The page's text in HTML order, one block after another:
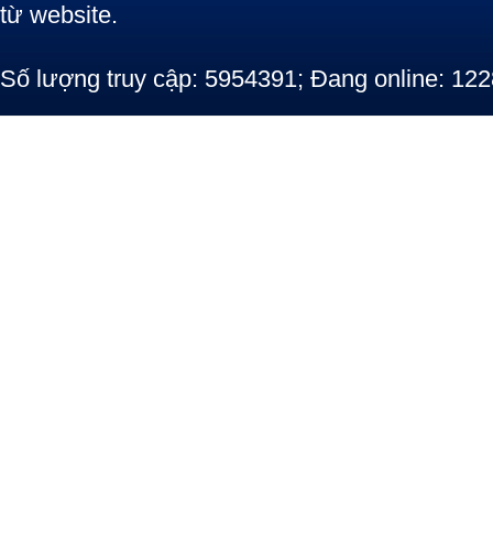
từ website.
Số lượng truy cập: 5954391; Đang online: